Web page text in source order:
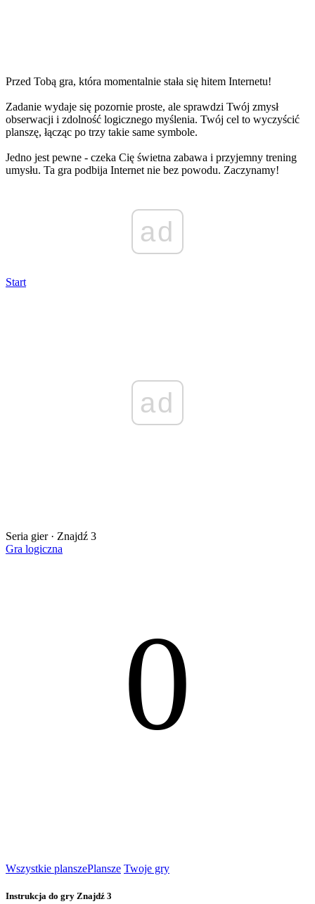
Przed Tobą gra, która momentalnie stała się hitem Internetu!
Zadanie wydaje się pozornie proste, ale sprawdzi Twój zmysł
obserwacji i zdolność logicznego myślenia. Twój cel to wyczyścić
planszę, łącząc po trzy takie same symbole.
Jedno jest pewne - czeka Cię świetna zabawa i przyjemny trening
umysłu. Ta gra podbija Internet nie bez powodu. Zaczynamy!
ad
Start
ad
Seria gier · Znajdź 3
Gra logiczna
0
Wszystkie planszePlansze Twoje gry
Instrukcja do gry Znajdź 3